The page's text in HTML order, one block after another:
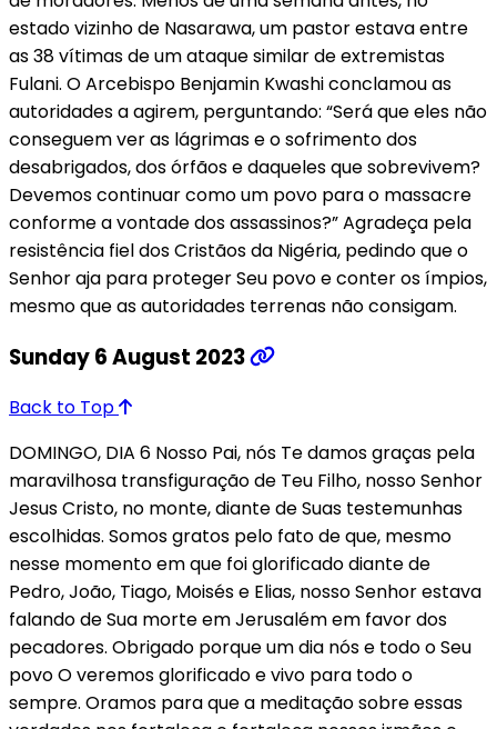
estado vizinho de Nasarawa, um pastor estava entre
as 38 vítimas de um ataque similar de extremistas
Fulani. O Arcebispo Benjamin Kwashi conclamou as
autoridades a agirem, perguntando: “Será que eles não
conseguem ver as lágrimas e o sofrimento dos
desabrigados, dos órfãos e daqueles que sobrevivem?
Devemos continuar como um povo para o massacre
conforme a vontade dos assassinos?” Agradeça pela
resistência fiel dos Cristãos da Nigéria, pedindo que o
Senhor aja para proteger Seu povo e conter os ímpios,
mesmo que as autoridades terrenas não consigam.
Sunday 6 August 2023
Back to Top
DOMINGO, DIA 6 Nosso Pai, nós Te damos graças pela
maravilhosa transfiguração de Teu Filho, nosso Senhor
Jesus Cristo, no monte, diante de Suas testemunhas
escolhidas. Somos gratos pelo fato de que, mesmo
nesse momento em que foi glorificado diante de
Pedro, João, Tiago, Moisés e Elias, nosso Senhor estava
falando de Sua morte em Jerusalém em favor dos
pecadores. Obrigado porque um dia nós e todo o Seu
povo O veremos glorificado e vivo para todo o
sempre. Oramos para que a meditação sobre essas